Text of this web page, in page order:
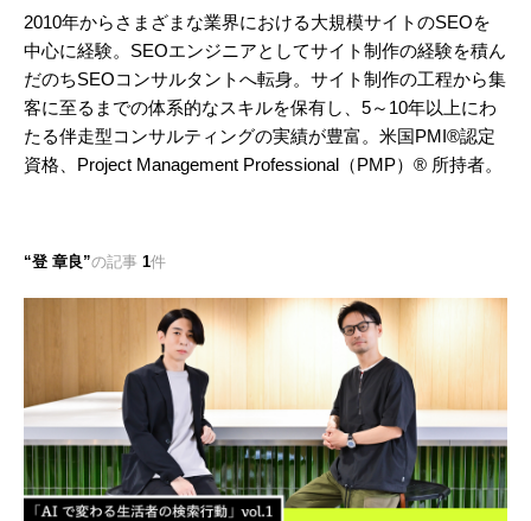
2010年からさまざまな業界における大規模サイトのSEOを
中心に経験。SEOエンジニアとしてサイト制作の経験を積ん
だのちSEOコンサルタントへ転身。サイト制作の工程から集
客に至るまでの体系的なスキルを保有し、5～10年以上にわ
たる伴走型コンサルティングの実績が豊富。米国PMI®認定
資格、Project Management Professional（PMP）® 所持者。
登 章良 の記事 1件